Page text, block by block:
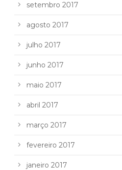
setembro 2017
agosto 2017
julho 2017
junho 2017
maio 2017
abril 2017
março 2017
fevereiro 2017
janeiro 2017